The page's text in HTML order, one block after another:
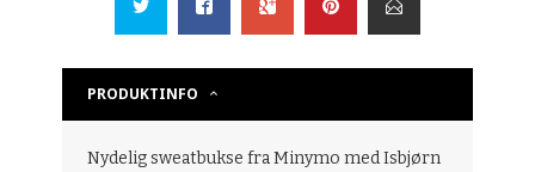
PRODUKTINFO
Nydelig sweatbukse fra Minymo med Isbjørn